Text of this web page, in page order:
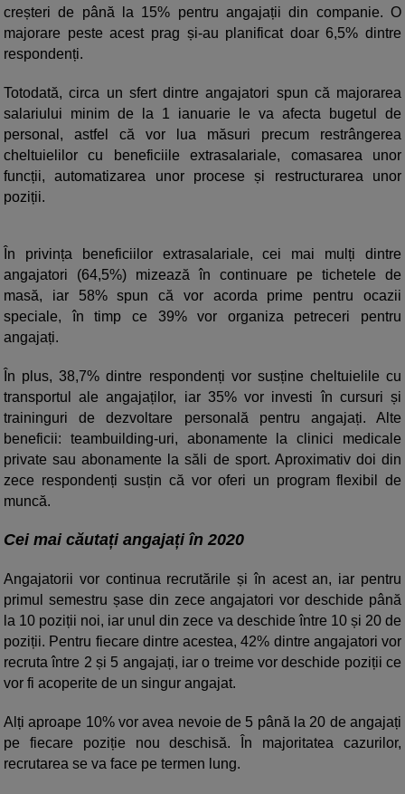
creșteri de până la 15% pentru angajații din companie. O
majorare peste acest prag și-au planificat doar 6,5% dintre
respondenți.
Totodată, circa un sfert dintre angajatori spun că majorarea
salariului minim de la 1 ianuarie le va afecta bugetul de
personal, astfel că vor lua măsuri precum restrângerea
cheltuielilor cu beneficiile extrasalariale, comasarea unor
funcții, automatizarea unor procese și restructurarea unor
poziții.
În privința beneficiilor extrasalariale, cei mai mulți dintre
angajatori (64,5%) mizează în continuare pe tichetele de
masă, iar 58% spun că vor acorda prime pentru ocazii
speciale, în timp ce 39% vor organiza petreceri pentru
angajați.
În plus, 38,7% dintre respondenți vor susține cheltuielile cu
transportul ale angajaților, iar 35% vor investi în cursuri și
traininguri de dezvoltare personală pentru angajați. Alte
beneficii: teambuilding-uri, abonamente la clinici medicale
private sau abonamente la săli de sport. Aproximativ doi din
zece respondenți susțin că vor oferi un program flexibil de
muncă.
Cei mai căutați angajați în 2020
Angajatorii vor continua recrutările și în acest an, iar pentru
primul semestru șase din zece angajatori vor deschide până
la 10 poziții noi, iar unul din zece va deschide între 10 și 20 de
poziții. Pentru fiecare dintre acestea, 42% dintre angajatori vor
recruta între 2 și 5 angajați, iar o treime vor deschide poziții ce
vor fi acoperite de un singur angajat.
Alți aproape 10% vor avea nevoie de 5 până la 20 de angajați
pe fiecare poziție nou deschisă. În majoritatea cazurilor,
recrutarea se va face pe termen lung.